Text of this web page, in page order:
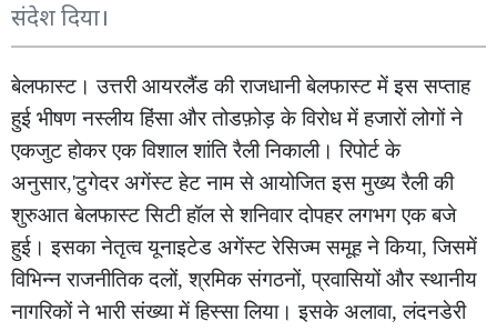
संदेश दिया।
बेलफास्ट। उत्तरी आयरलैंड की राजधानी बेलफास्ट में इस सप्ताह
हुई भीषण नस्लीय हिंसा और तोडफ़ोड़ के विरोध में हजारों लोगों ने
एकजुट होकर एक विशाल शांति रैली निकाली। रिपोर्ट के
अनुसार,'टुगेदर अगेंस्ट हेट नाम से आयोजित इस मुख्य रैली की
शुरुआत बेलफास्ट सिटी हॉल से शनिवार दोपहर लगभग एक बजे
हुई। इसका नेतृत्व यूनाइटेड अगेंस्ट रेसिज्म समूह ने किया, जिसमें
विभिन्न राजनीतिक दलों, श्रमिक संगठनों, प्रवासियों और स्थानीय
नागरिकों ने भारी संख्या में हिस्सा लिया। इसके अलावा, लंदनडेरी